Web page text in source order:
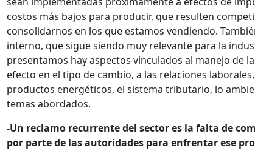
costos más bajos para producir, que resulten
consolidarnos en los que estamos vendiendo.
interno, que sigue siendo muy relevante para la
presentamos hay aspectos vinculados al manejo de
efecto en el tipo de cambio, a las relaciones
productos energéticos, el sistema tributario, lo
temas abordados.
-Un reclamo recurrente del sector es la falta de
por parte de las autoridades para enfrentar ese